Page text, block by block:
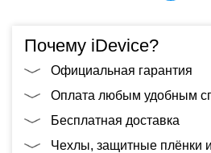
Почему iDevice?
Официальная гарантия
Оплата любым удобным
Бесплатная доставка
Чехлы, защитные плёнки